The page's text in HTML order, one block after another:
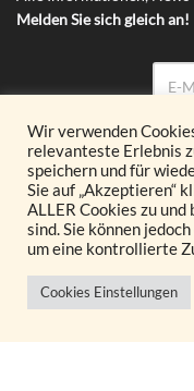
Melden Sie sich gleich an!
© 2026 Glöckl OG.
Realisiert durch
Wir verwenden
relevanteste Erlebnis
speichern und für
Sie auf „Akzeptieren“
ALLER Cookies zu und
sind. Sie können
um eine kontrollierte
Cookies Einstellungen